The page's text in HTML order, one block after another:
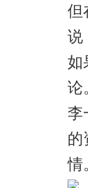
但
说
如
论
李
的
情